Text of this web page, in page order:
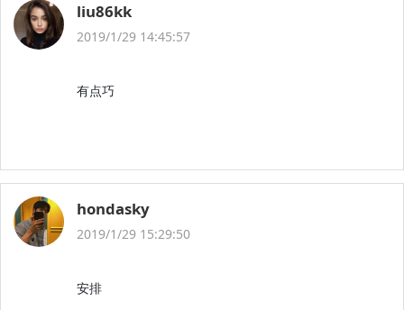
liu86kk
2019/1/29 14:45:57
有点巧
hondasky
2019/1/29 15:29:50
安排